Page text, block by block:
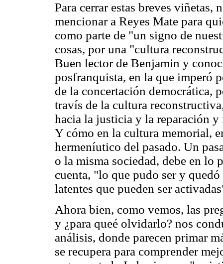
Para cerrar estas breves
mencionar a Reyes Mate para
como parte de "un signo de
cosas, por una "cultura
Buen lector de Benjamin y
posfranquista, en la que imperó
de la concertación democrática,
travís de la cultura
hacia la justicia y la reparación
Y cómo en la cultura memorial,
hermeníutico del pasado. Un
o la misma sociedad, debe en lo
cuenta, "lo que pudo ser y
latentes que pueden ser
Ahora bien, como vemos, las
y ¿para queé olvidarlo? nos
análisis, donde parecen primar
se recupera para comprender